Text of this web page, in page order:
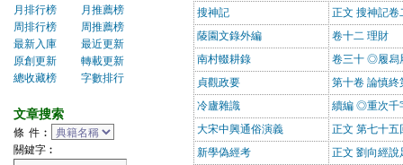
月排行榜
月推薦榜
周排行榜
周推薦榜
最新入庫
最近更新
原創更新
轉載更新
總收藏榜
字數排行
文章搜索
條 件︰
關鍵字︰
搜神記
正文 搜神記卷
䔖園文錄外編
卷十二 理財
南村輟耕錄
卷三十 ◎履舄
貞觀政要
第十卷 論慎終
冷廬雜識
續編 ◎重次千
大宋中興通俗演義
正文 第七十五
新學偽經考
正文 劉向經說